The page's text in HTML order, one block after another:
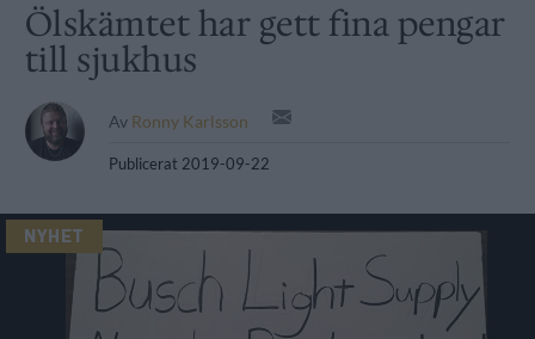
Ölskämtet har gett fina pengar
till sjukhus
Av Ronny Karlsson
Publicerat 2019-09-22
NYHET